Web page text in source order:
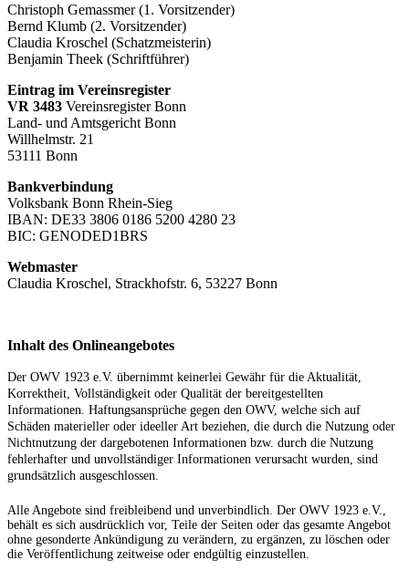
Christoph Gemassmer (1. Vorsitzender)
Bernd Klumb (2. Vorsitzender)
Claudia Kroschel (Schatzmeisterin)
Benjamin Theek (Schriftführer)
Eintrag im Vereinsregister
VR 3483 Vereinsregister Bonn
Land- und Amtsgericht Bonn
Willhelmstr. 21
53111 Bonn
Bankverbindung
Volksbank Bonn Rhein-Sieg
IBAN: DE33 3806 0186 5200 4280 23
BIC: GENODED1BRS
Webmaster
Claudia Kroschel, Strackhofstr. 6, 53227 Bonn
Inhalt des Onlineangebotes
Der OWV 1923 e.V. übernimmt keinerlei Gewähr für die Aktualität,
Korrektheit, Vollständigkeit oder Qualität der bereitgestellten
Informationen. Haftungsansprüche gegen den OWV, welche sich auf
Schäden materieller oder ideeller Art beziehen, die durch die Nutzung oder
Nichtnutzung der dargebotenen Informationen bzw. durch die Nutzung
fehlerhafter und unvollständiger Informationen verursacht wurden, sind
grundsätzlich ausgeschlossen.
Alle Angebote sind freibleibend und unverbindlich. Der OWV 1923 e.V.,
behält es sich ausdrücklich vor, Teile der Seiten oder das gesamte Angebot
ohne gesonderte Ankündigung zu verändern, zu ergänzen, zu löschen oder
die Veröffentlichung zeitweise oder endgültig einzustellen.